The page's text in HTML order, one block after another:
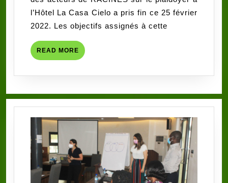
S’INVESTIR
EFFICACEMENT
DANS
SON
PARTENAIRE
SIDACTION
(SUITE
ET
FIN)
l’Hôtel La Casa Cielo a pris fin ce 25 février
2022. Les objectifs assignés à cette
READ MORE READ
MORE